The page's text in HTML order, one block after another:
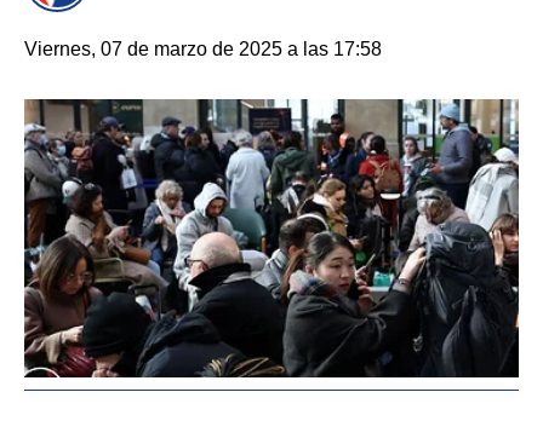
Viernes, 07 de marzo de 2025 a las 17:58